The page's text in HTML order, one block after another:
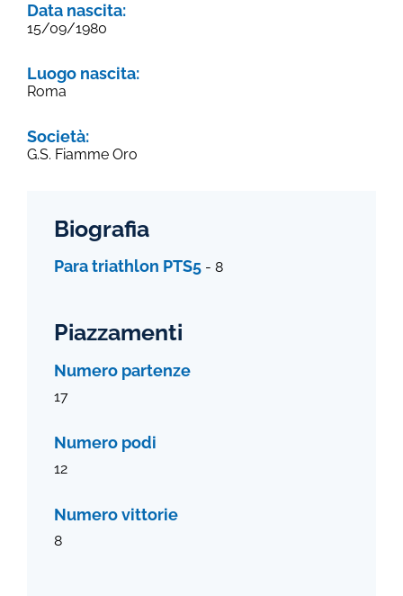
Data nascita:
15/09/1980
Luogo nascita:
Roma
Società:
G.S. Fiamme Oro
Biografia
Para triathlon PTS5 - 8
Piazzamenti
Numero partenze
17
Numero podi
12
Numero vittorie
8